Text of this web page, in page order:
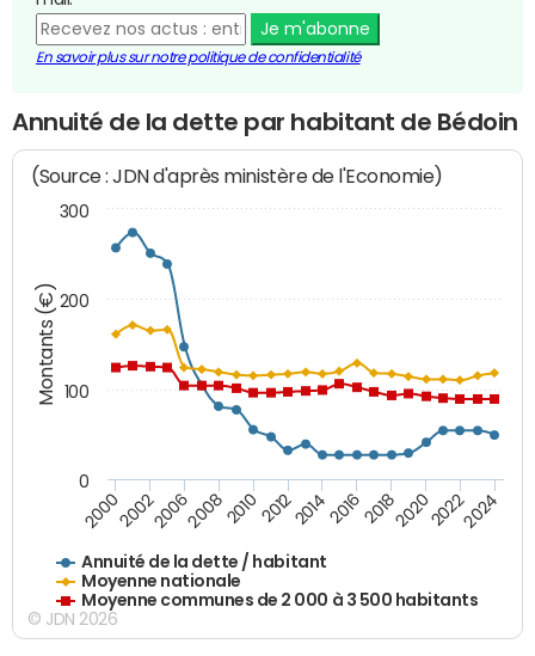
Je m'abonne
En savoir plus sur notre politique de confidentialité
Annuité de la dette par habitant de Bédoin
Montants (€)
(Source : JDN d'après ministère de l'Economie)
Annuité de la dette / habitant
Moyenne nationale
Moyenne communes de 2 000 à 3 500 habitants
200020022006200820102012201420162018202020222024
0
100
200
300
© JDN 2026